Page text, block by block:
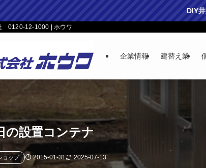
DIY
0120-12-1000 | ホウワ
企業情報 建替え業
の設置コンテナ
ョップ 2015-01-31 2025-07-13